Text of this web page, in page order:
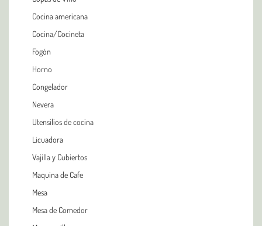
Cocina americana
Cocina/Cocineta
Fogón
Horno
Congelador
Nevera
Utensilios de cocina
Licuadora
Vajilla y Cubiertos
Maquina de Cafe
Mesa
Mesa de Comedor